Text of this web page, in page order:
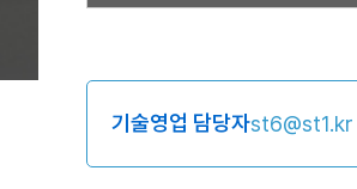
기술영업 담당자st6@st1.kr